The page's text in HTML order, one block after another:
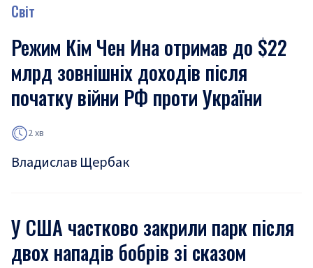
Світ
Режим Кім Чен Ина отримав до $22
млрд зовнішніх доходів після
початку війни РФ проти України
2 хв
Владислав Щербак
У США частково закрили парк після
двох нападів бобрів зі сказом